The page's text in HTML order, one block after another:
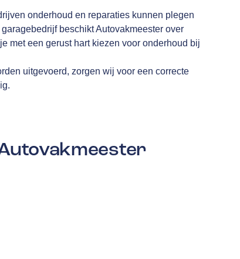
onderhoud en reparaties kunnen plegen
beschikt Autovakmeester over
met een gerust hart kiezen voor onderhoud bij
uitgevoerd, zorgen wij voor een correcte